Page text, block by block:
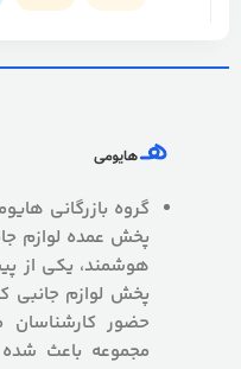
پخش عمده لوازم
هوشمند، یکی از
پخش لوازم جانبی
حضور
مجموعه باعث شده